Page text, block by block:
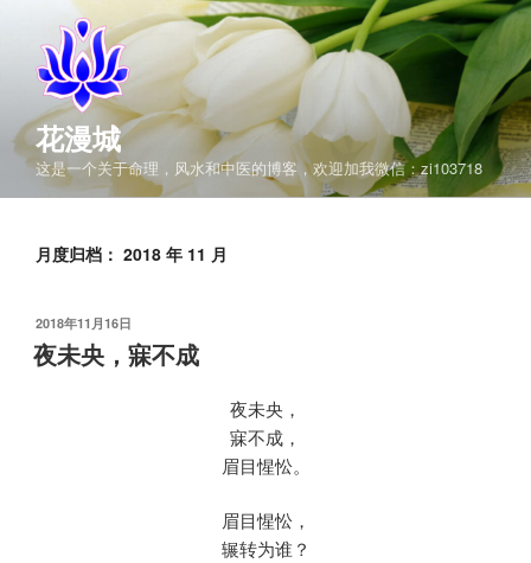
花漫城
这是一个关于命理，风水和中医的博客，欢迎加我微信：zi103718
月度归档： 2018 年 11 月
发
布
于
2018年11月16日
夜未央，寐不成
夜未央，
寐不成，
眉目惺忪。
眉目惺忪，
辗转为谁？